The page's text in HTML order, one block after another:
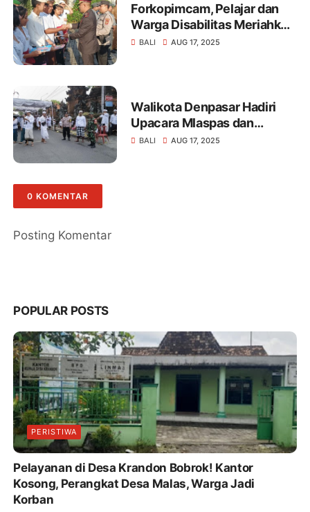
Forkopimcam, Pelajar dan
Warga Disabilitas Meriahkan
Upacara HUT RI ke -80 di
BALI AUG 17, 2025
Walikota Denpasar Hadiri
Upacara Mlaspas dan
Piodalan di Banjar
BALI AUG 17, 2025
0 KOMENTAR
Posting Komentar
POPULAR POSTS
PERISTIWA
Pelayanan di Desa Krandon Bobrok! Kantor
Kosong, Perangkat Desa Malas, Warga Jadi
Korban